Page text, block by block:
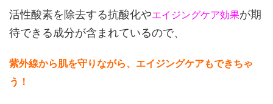
活性酸素を除去する抗酸化やエイジングケア効果が期
待できる成分が含まれているので、
紫外線から肌を守りながら、エイジングケアもできちゃ
う！